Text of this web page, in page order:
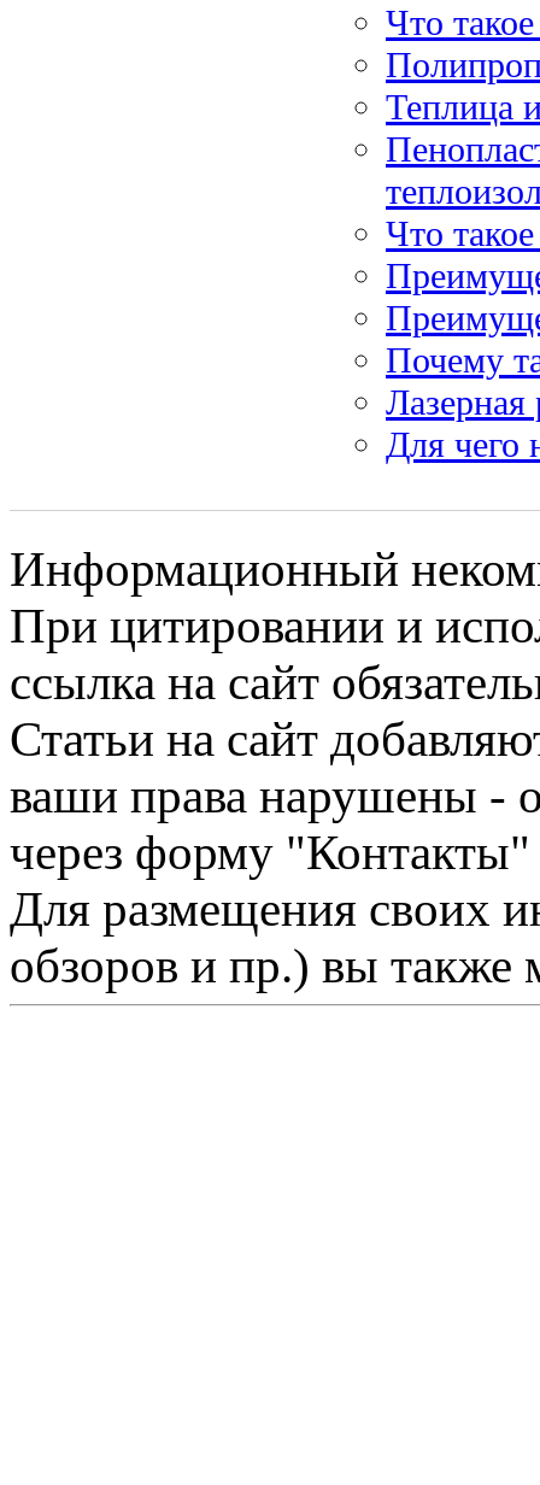
Что
Теплица
Что
Почему
Лазерная
Для чего
Информационный
При цитировании и
ссылка на сайт
Статьи на сайт
ваши права нарушены -
через форму "Контакты"
Для размещения своих
обзоров и пр.) вы также